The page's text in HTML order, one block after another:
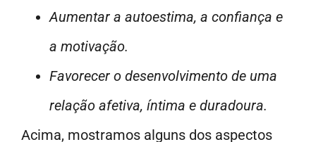
Aumentar a autoestima, a confiança e
a motivação.
Favorecer o desenvolvimento de uma
relação afetiva, íntima e duradoura.
Acima, mostramos alguns dos aspectos